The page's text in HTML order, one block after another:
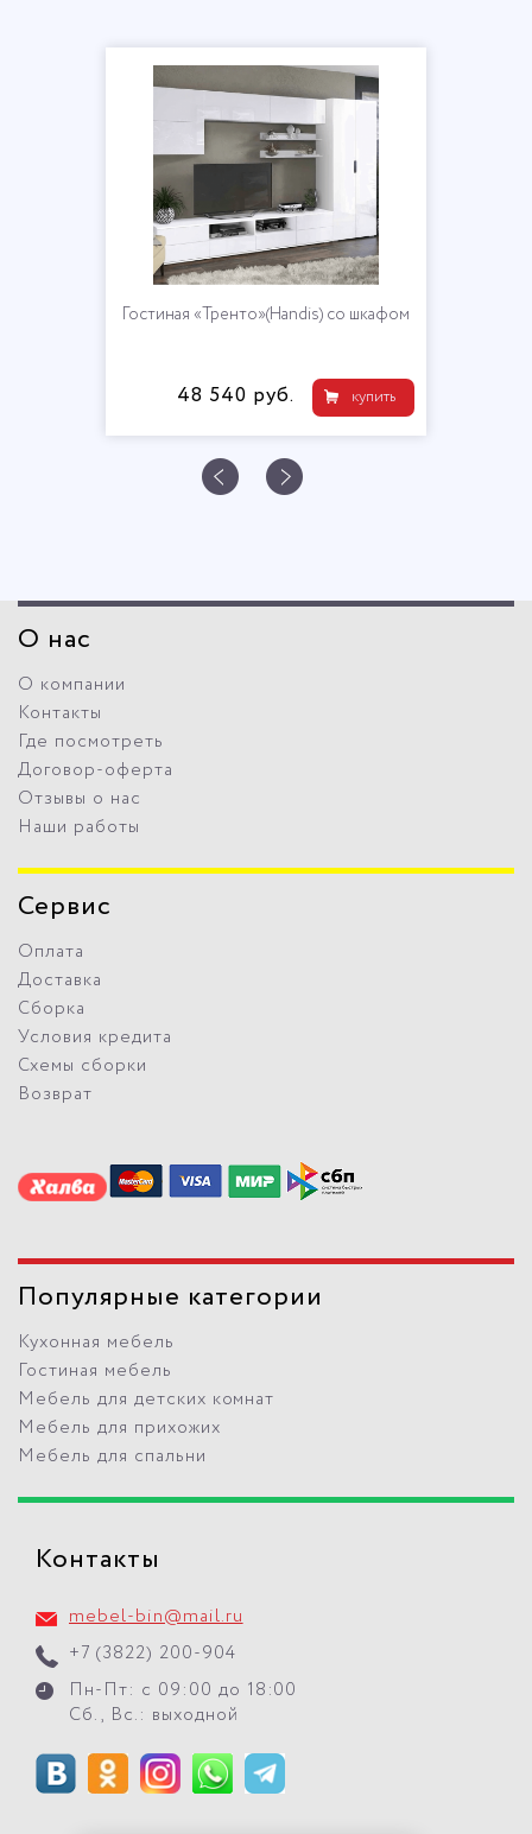
Гостиная «Тренто»(Handis) со шкафом
купить
48 540 руб.
О нас
О компании
Контакты
Где посмотреть
Договор-оферта
Отзывы о нас
Наши работы
Сервис
Оплата
Доставка
Сборка
Условия кредита
Схемы сборки
Возврат
Популярные категории
Кухонная мебель
Гостиная мебель
Мебель для детских комнат
Мебель для прихожих
Мебель для спальни
Контакты
mebel-bin@mail.ru
+7 (3822) 200-904
Пн-Пт: с 09:00 до 18:00
Сб., Вс.: выходной